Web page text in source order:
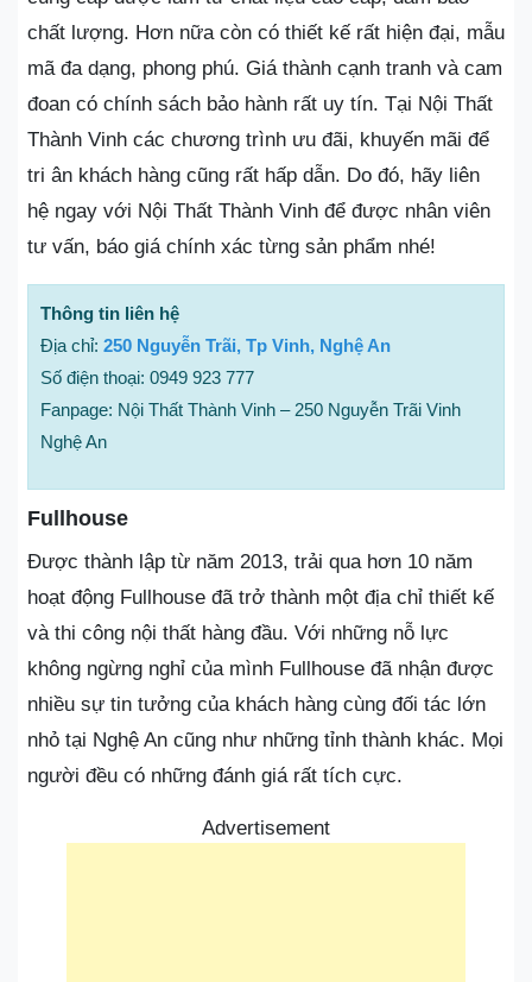
chất lượng. Hơn nữa còn có thiết kế rất hiện đại, mẫu
mã đa dạng, phong phú. Giá thành cạnh tranh và cam
đoan có chính sách bảo hành rất uy tín. Tại Nội Thất
Thành Vinh các chương trình ưu đãi, khuyến mãi để
tri ân khách hàng cũng rất hấp dẫn. Do đó, hãy liên
hệ ngay với Nội Thất Thành Vinh để được nhân viên
tư vấn, báo giá chính xác từng sản phẩm nhé!
Thông tin liên hệ
Địa chỉ: 250 Nguyễn Trãi, Tp Vinh, Nghệ An
Số điện thoại: 0949 923 777
Fanpage: Nội Thất Thành Vinh – 250 Nguyễn Trãi Vinh
Nghệ An
Fullhouse
Được thành lập từ năm 2013, trải qua hơn 10 năm
hoạt động Fullhouse đã trở thành một địa chỉ thiết kế
và thi công nội thất hàng đầu. Với những nỗ lực
không ngừng nghỉ của mình Fullhouse đã nhận được
nhiều sự tin tưởng của khách hàng cùng đối tác lớn
nhỏ tại Nghệ An cũng như những tỉnh thành khác. Mọi
người đều có những đánh giá rất tích cực.
Advertisement